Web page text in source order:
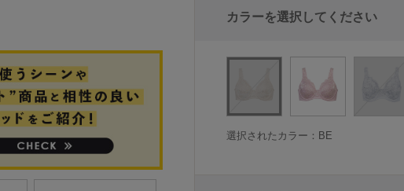
カラーを選択してください
選択されたカラー：BE